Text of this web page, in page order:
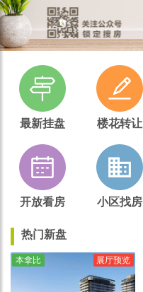
最新挂盘 楼花转让
开放看房 小区找房
热门新盘
本拿比 展厅预览